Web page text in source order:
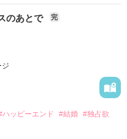
直ぐに告げてきた。
持ちを隠すことなく
ー被害に
してきて――。
まくいかなかった梅田美
ろ、日本人美青年と出会
なる。
イトした美青年と再会。
司にも関わらず、一族を離
でも冷徹だと評判な社長
じられた美桜は、猫の世
のあとで 完
ジ
ハッピーエンド #結婚 #独占欲